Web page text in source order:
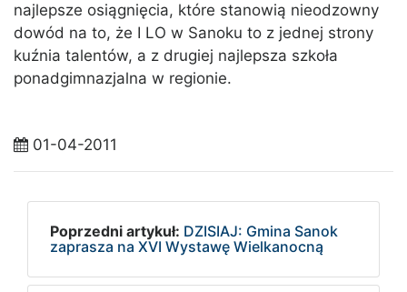
najlepsze osiągnięcia, które stanowią nieodzowny
dowód na to, że I LO w Sanoku to z jednej strony
kuźnia talentów, a z drugiej najlepsza szkoła
ponadgimnazjalna w regionie.
01-04-2011
Poprzedni artykuł: DZISIAJ: Gmina Sanok
zaprasza na XVI Wystawę Wielkanocną